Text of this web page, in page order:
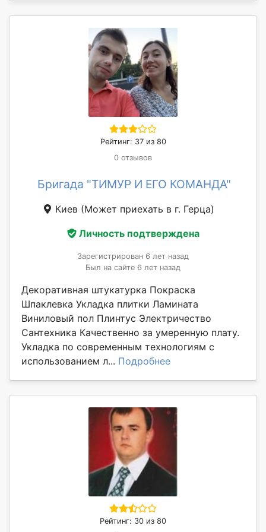
Рейтинг: 37 из 80
0 отзывов
Бригада "ТИМУР И ЕГО КОМАНДА"
Киев (Может приехать в г. Герца)
Личность подтверждена
Зарегистрирован 6 лет назад
Был на сайте 6 лет назад
Декоративная штукатурка Покраска
Шпаклевка Укладка плитки Ламината
Виниловый пол Плинтус Электричество
Сантехника Качественно за умеренную плату.
Укладка по современным технологиям с
использованием л... Подробнее
Рейтинг: 30 из 80